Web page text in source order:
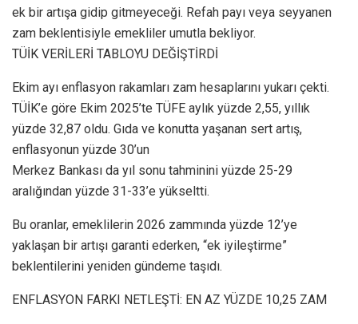
ek bir artışa gidip gitmeyeceği. Refah payı veya seyyanen
zam beklentisiyle emekliler umutla bekliyor.
TÜİK VERİLERİ TABLOYU DEĞİŞTİRDİ
Ekim ayı enflasyon rakamları zam hesaplarını yukarı çekti.
TÜİK’e göre Ekim 2025’te TÜFE aylık yüzde 2,55, yıllık
yüzde 32,87 oldu. Gıda ve konutta yaşanan sert artış,
enflasyonun yüzde 30’un
Merkez Bankası da yıl sonu tahminini yüzde 25-29
aralığından yüzde 31-33’e yükseltti.
Bu oranlar, emeklilerin 2026 zammında yüzde 12’ye
yaklaşan bir artışı garanti ederken, “ek iyileştirme”
beklentilerini yeniden gündeme taşıdı.
ENFLASYON FARKI NETLEŞTİ: EN AZ YÜZDE 10,25 ZAM